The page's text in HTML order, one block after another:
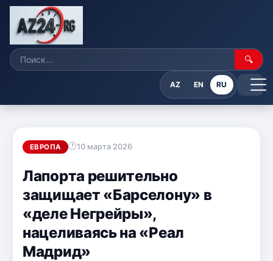
🔍
AZ EN RU
ЕВРОПА 10 марта 2026
Лапорта решительно
защищает «Барселону» в
«деле Негрейры»,
нацеливаясь на «Реал
Мадрид»